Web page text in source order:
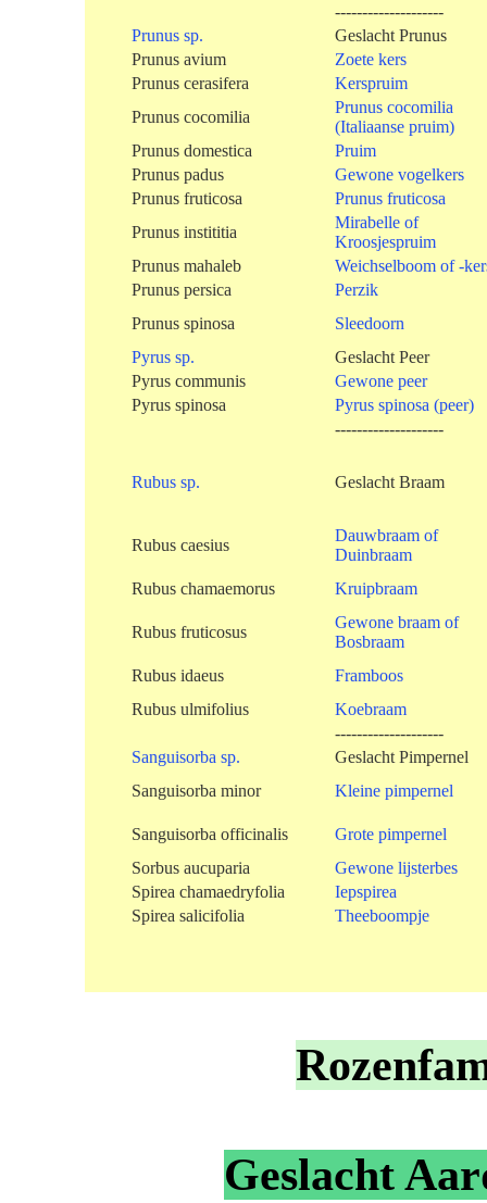
--------------------
Prunus sp.
Geslacht Prunus
Prunus avium
Zoete kers
Prunus cerasifera
Kerspruim
Prunus cocomilia
Prunus cocomilia
(Italiaanse pruim)
Prunus domestica
Pruim
Prunus padus
Gewone vogelkers
Prunus fruticosa
Prunus fruticosa
Prunus instititia
Mirabelle of
Kroosjespruim
Prunus mahaleb
Weichselboom of -
Prunus persica
Perzik
Prunus spinosa
Sleedoorn
Pyrus sp.
Geslacht Peer
Pyrus communis
Gewone peer
Pyrus spinosa
Pyrus spinosa (peer)
--------------------
Rubus sp. Geslacht Braam
Rubus caesius
Dauwbraam of
Duinbraam
Rubus chamaemorus
Kruipbraam
Rubus fruticosus
Gewone braam of
Bosbraam
Rubus idaeus
Framboos
Rubus ulmifolius
Koebraam
--------------------
Sanguisorba sp.
Geslacht Pimpernel
Sanguisorba minor
Kleine pimpernel
Sanguisorba officinalis
Grote pimpernel
Sorbus aucuparia
Gewone lijsterbes
Spirea chamaedryfolia
Iepspirea
Spirea salicifolia
Theeboompje
Geslacht